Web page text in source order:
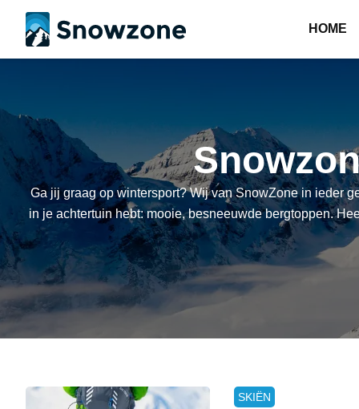
HOME
Ga jij graag op wintersport? Wij van SnowZone in ieder
in je achtertuin hebt: mooie, besneeuwde bergtoppen.
SKIËN